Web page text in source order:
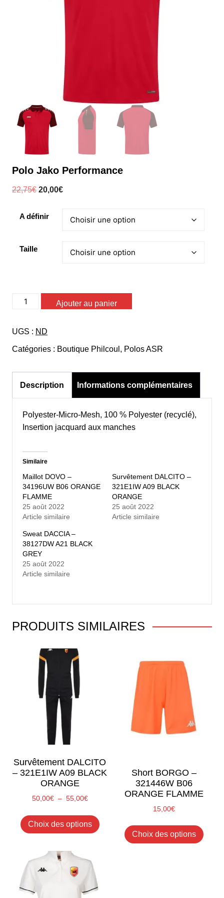
Polo Jako Performance
22,75€ Le
initial
20,00€Le
A définir
Taille
quantité
Jako
Performance
Ajouter au panier
UGS : ND
Catégories : Boutique Philcoul , Polos ASR
Description Informations complémentaires
Polyester-Micro-Mesh, 100 % Polyester (recyclé),
Insertion jacquard aux manches
Similaire
Maillot DOVO –
34196UW B06 ORANGE
FLAMME
25 août 2022
Article similaire
Survêtement DALCITO –
321E1IW A09 BLACK
ORANGE
25 août 2022
Article similaire
Sweat DACCIA –
38127DW A21 BLACK
GREY
25 août 2022
Article similaire
PRODUITS SIMILAIRES
Survêtement DALCITO
– 321E1IW A09 BLACK
ORANGE
50,00€ – 55,00€Plage
prix :
50,00€
Choix des options
produit
Short BORGO –
321446W B06
ORANGE FLAMME
15,00€
Choix des options